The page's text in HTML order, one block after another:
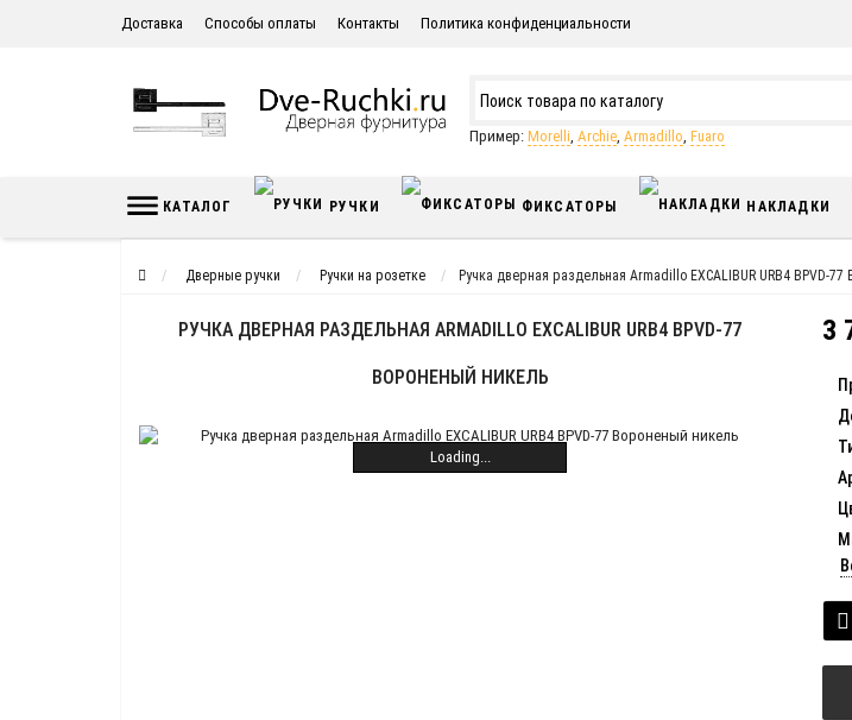
Доставка Способы оплаты Контакты Политика конфиденциальности
Пример: Morelli, Archie, Armadillo, Fuaro
КАТАЛОГ РУЧКИ ФИКСАТОРЫ НАКЛАДКИ
Дверные ручки Ручки на розетке Ручка дверная раздельная Armadillo EXCALIBUR URB4 BPVD-
РУЧКА ДВЕРНАЯ РАЗДЕЛЬНАЯ ARMADILLO EXCALIBUR URB4 BPVD-77
ВОРОНЕНЫЙ НИКЕЛЬ
Loading...
3